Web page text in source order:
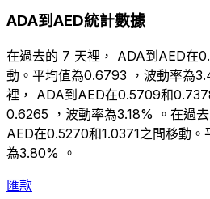
ADA到AED統計數據
在過去的 7 天裡， ADA到AED在
動。平均值為0.6793 ，波動率為
裡， ADA到AED在0.5709和
0.6265 ，波動率為3.18% 。在過
AED在0.5270和1.0371之間移動
為3.80% 。
匯款